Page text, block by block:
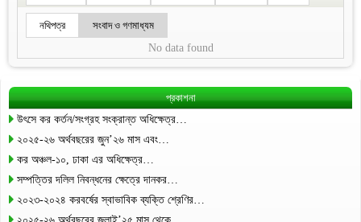
নথিপত্র
সংবাদ ও গণমাধ্যম
No data found
প্রকাশনা
উৎসে কর কর্তন/সংগ্রহ সংক্রান্ত অধিক্ষেত্র…
২০২৫-২৬ অর্থবছরের জুন’২৬ মাস এবং…
কর অঞ্চল-১০, ঢাকা এর অধিক্ষেত্র…
সম্পত্তির দলিল নিবন্ধনের ক্ষেত্রে দানকর…
২০২৩-২০২৪ করবর্ষের স্বাভাবিক ব্যক্তি শ্রেণির…